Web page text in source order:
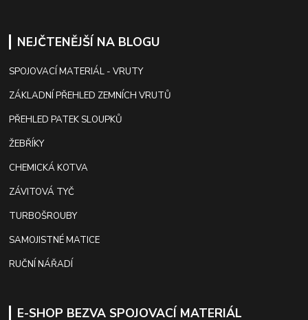
NEJČTENĚJŠÍ NA BLOGU
SPOJOVACÍ MATERIÁL - VRUTY
ZÁKLADNÍ PŘEHLED ZEMNÍCH VRUTŮ
PŘEHLED PATEK SLOUPKŮ
ŽEBŘÍKY
CHEMICKÁ KOTVA
ZÁVITOVÁ TYČ
TURBOŠROUBY
SAMOJISTNÉ MATICE
RUČNÍ NÁŘADÍ
E-SHOP BEZVA SPOJOVACÍ MATERIÁL